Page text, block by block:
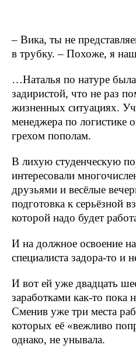
– Вика, ты не
в трубку. – Похоже, я
…Наталья по натуре
задиристой, что не раз
жизненных ситуациях.
менеджера по логистике
грехом пополам.
В лихую студенческую
интересовали
друзьями и весёлые
подготовка к серьёзной
которой надо будет
И на должное освоение
специалиста задора-то и
И вот ей уже двадцать
заработками как-то пока
Сменив уже три места
которых её «вежливо
однако, не унывала.